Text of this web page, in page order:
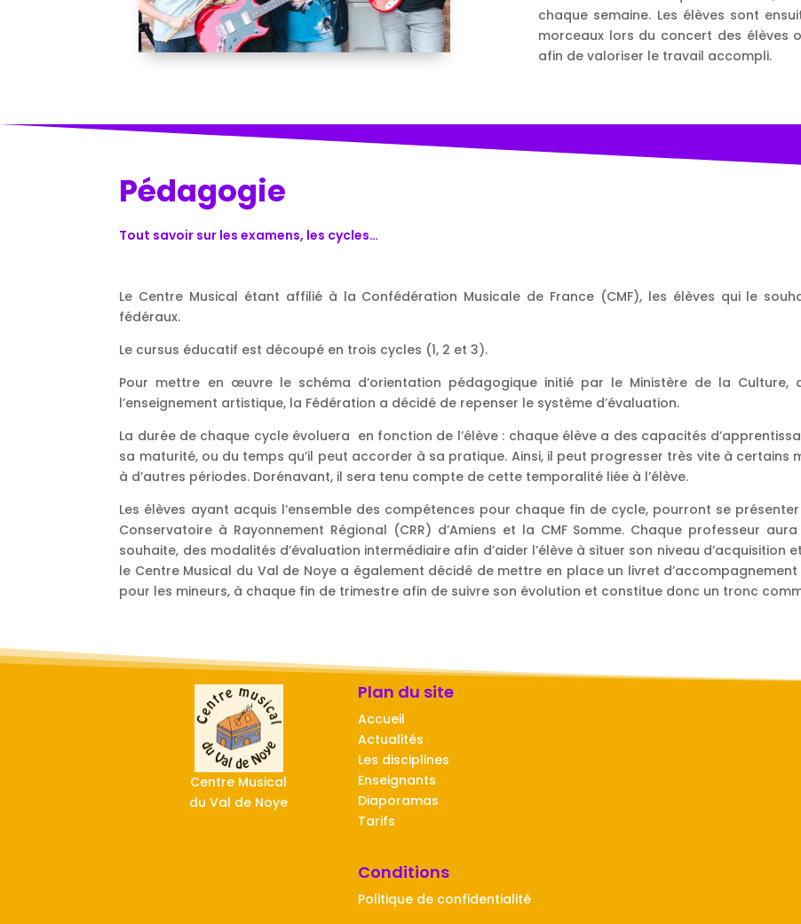
chaque semaine. Les élèves sont
morceaux lors du concert des élèves
afin de valoriser le travail accompli.
Pédagogie
Tout savoir sur les examens, les cycles…
Le Centre Musical étant affilié à la Confédération Musicale de France (CMF), les élèves qui le
fédéraux.
Le cursus éducatif est découpé en trois cycles (1, 2 et 3).
Pour mettre en œuvre le schéma d’orientation pédagogique initié par le Ministère de la
l’enseignement artistique, la Fédération a décidé de repenser le système d’évaluation.
La durée de chaque cycle évoluera en fonction de l’élève : chaque élève a des capacités
sa maturité, ou du temps qu’il peut accorder à sa pratique. Ainsi, il peut progresser très vite à certains
à d’autres périodes. Dorénavant, il sera tenu compte de cette temporalité liée à l’élève.
Les élèves ayant acquis l’ensemble des compétences pour chaque fin de cycle, pourront se
Conservatoire à Rayonnement Régional (CRR) d’Amiens et la CMF Somme. Chaque professeur
souhaite, des modalités d’évaluation intermédiaire afin d’aider l’élève à situer son niveau d’acquisition
le Centre Musical du Val de Noye a également décidé de mettre en place un livret
pour les mineurs, à chaque fin de trimestre afin de suivre son évolution et constitue donc un tronc
Centre Musical
du Val de Noye
Plan du site
Accueil
Actualités
Les disciplines
Enseignants
Diaporamas
Tarifs
Conditions
Politique de confidentialité